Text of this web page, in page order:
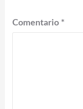
Comentario *